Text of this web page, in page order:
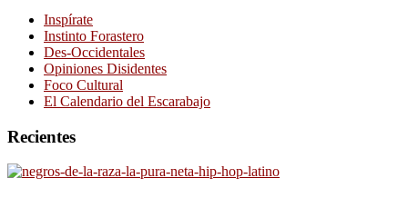
Inspírate
Instinto Forastero
Des-Occidentales
Opiniones Disidentes
Foco Cultural
El Calendario del Escarabajo
Recientes